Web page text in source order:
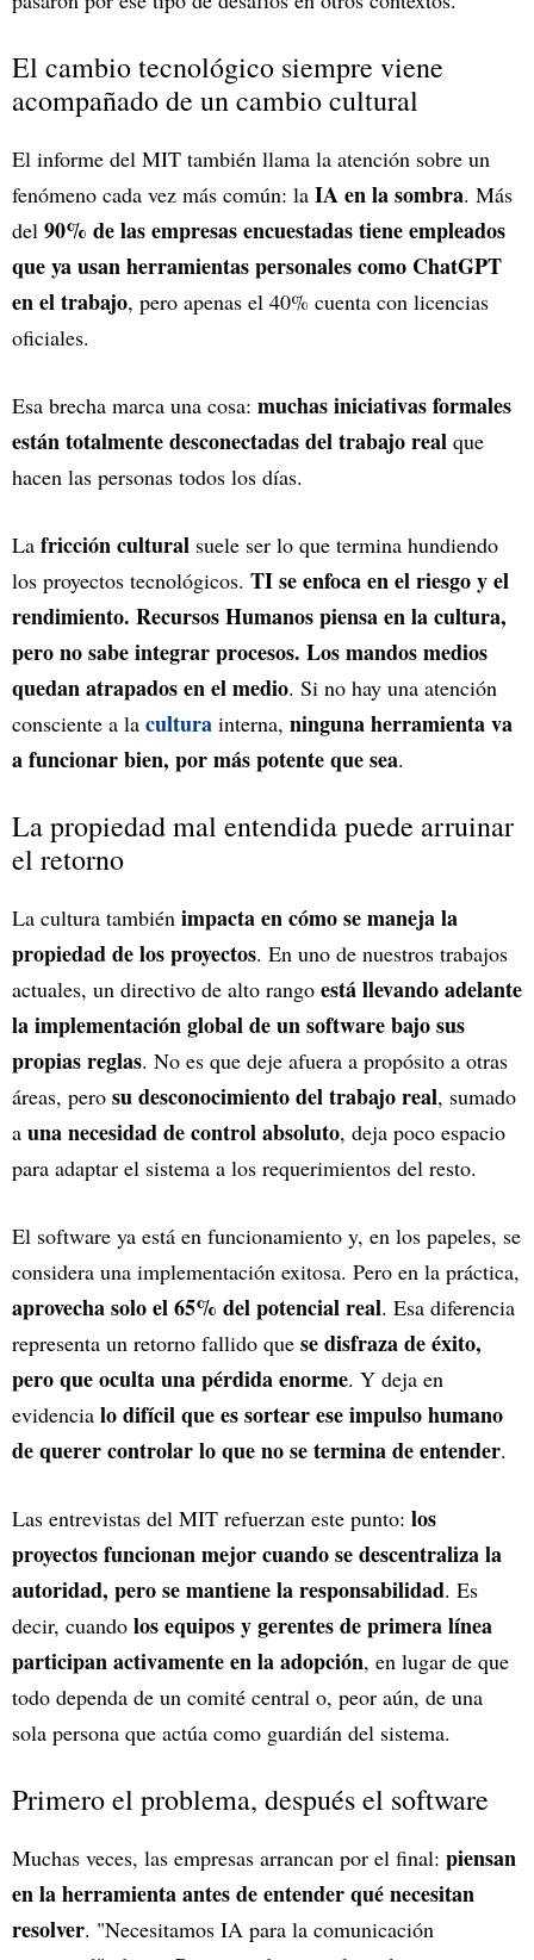
El cambio tecnológico siempre viene
acompañado de un cambio cultural
El informe del MIT también llama la atención sobre un
fenómeno cada vez más común: la IA en la sombra. Más
del 90% de las empresas encuestadas tiene empleados
que ya usan herramientas personales como ChatGPT
en el trabajo, pero apenas el 40% cuenta con licencias
oficiales.
Esa brecha marca una cosa: muchas iniciativas formales
están totalmente desconectadas del trabajo real que
hacen las personas todos los días.
La fricción cultural suele ser lo que termina hundiendo
los proyectos tecnológicos. TI se enfoca en el riesgo y el
rendimiento. Recursos Humanos piensa en la cultura,
pero no sabe integrar procesos. Los mandos medios
quedan atrapados en el medio. Si no hay una atención
consciente a la cultura interna, ninguna herramienta va
a funcionar bien, por más potente que sea.
La propiedad mal entendida puede arruinar
el retorno
La cultura también impacta en cómo se maneja la
propiedad de los proyectos. En uno de nuestros trabajos
actuales, un directivo de alto rango está llevando adelante
la implementación global de un software bajo sus
propias reglas. No es que deje afuera a propósito a otras
áreas, pero su desconocimiento del trabajo real, sumado
a una necesidad de control absoluto, deja poco espacio
para adaptar el sistema a los requerimientos del resto.
El software ya está en funcionamiento y, en los papeles, se
considera una implementación exitosa. Pero en la práctica,
aprovecha solo el 65% del potencial real. Esa diferencia
representa un retorno fallido que se disfraza de éxito,
pero que oculta una pérdida enorme. Y deja en
evidencia lo difícil que es sortear ese impulso humano
de querer controlar lo que no se termina de entender.
Las entrevistas del MIT refuerzan este punto: los
proyectos funcionan mejor cuando se descentraliza la
autoridad, pero se mantiene la responsabilidad. Es
decir, cuando los equipos y gerentes de primera línea
participan activamente en la adopción, en lugar de que
todo dependa de un comité central o, peor aún, de una
sola persona que actúa como guardián del sistema.
Primero el problema, después el software
Muchas veces, las empresas arrancan por el final: piensan
en la herramienta antes de entender qué necesitan
resolver. "Necesitamos IA para la comunicación